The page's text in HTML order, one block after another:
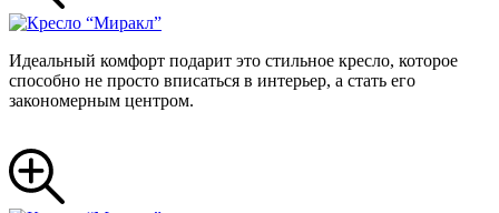
Идеальный комфорт подарит это стильное кресло, которое
способно не просто вписаться в интерьер, а стать его
закономерным центром.